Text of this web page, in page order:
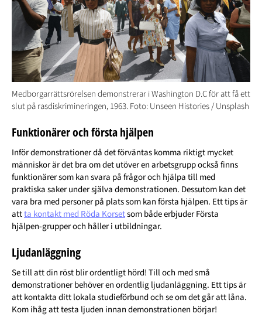
Medborgarrättsrörelsen demonstrerar i Washington D.C för att få ett
slut på rasdiskrimineringen, 1963. Foto: Unseen Histories / Unsplash
Funktionärer och första hjälpen
Inför demonstrationer då det förväntas komma riktigt mycket
människor är det bra om det utöver en arbetsgrupp också finns
funktionärer som kan svara på frågor och hjälpa till med
praktiska saker under själva demonstrationen. Dessutom kan det
vara bra med personer på plats som kan första hjälpen. Ett tips är
attta kontakt med Röda Korsetsom både erbjuder Första
hjälpen-grupper och håller i utbildningar.
Ljudanläggning
Se till att din röst blir ordentligt hörd! Till och med små
demonstrationer behöver en ordentlig ljudanläggning. Ett tips är
att kontakta ditt lokala studieförbund och se om det går att låna.
Kom ihåg att testa ljuden innan demonstrationen börjar!